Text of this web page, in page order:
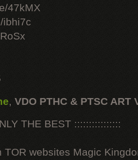
47kMX
ibhi7c
, VDO PTHC & PTSC ART
THE BEST ::::::::::::::::
TOR websites Magic